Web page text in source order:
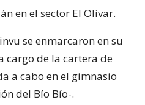
en el sector El Olivar.
se enmarcaron en su
cargo de la cartera de
a cabo en el gimnasio
del Bío Bío-.